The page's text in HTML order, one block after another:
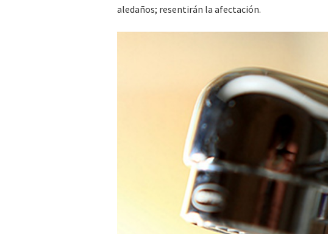
aledaños; resentirán la afectación.